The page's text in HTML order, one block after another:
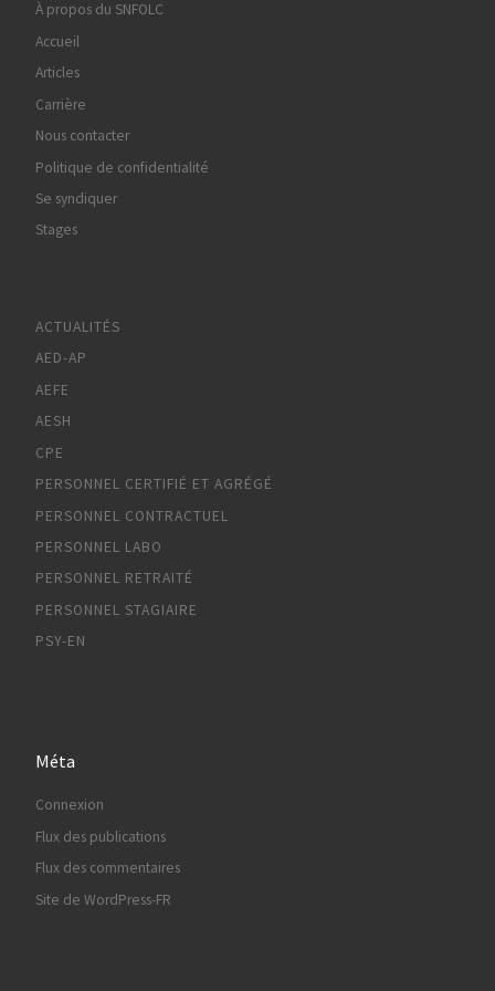
À propos du SNFOLC
Accueil
Articles
Carrière
Nous contacter
Politique de confidentialité
Se syndiquer
Stages
ACTUALITÉS
AED-AP
AEFE
AESH
CPE
PERSONNEL CERTIFIÉ ET AGRÉGÉ
PERSONNEL CONTRACTUEL
PERSONNEL LABO
PERSONNEL RETRAITÉ
PERSONNEL STAGIAIRE
PSY-EN
Méta
Connexion
Flux des publications
Flux des commentaires
Site de WordPress-FR